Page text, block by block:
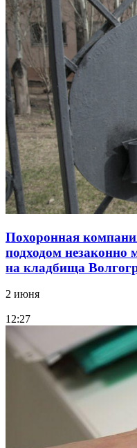
Похоронная
подходом незаконно
на кладбища
2 июня
12:27